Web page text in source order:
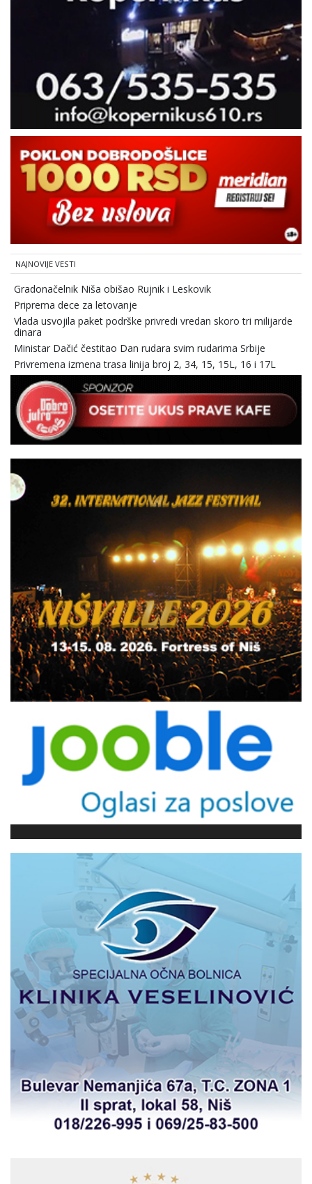
NAJNOVIJE VESTI
Gradonačelnik Niša obišao Rujnik i Leskovik
Priprema dece za letovanje
Vlada usvojila paket podrške privredi vredan skoro tri milijarde
dinara
Ministar Dačić čestitao Dan rudara svim rudarima Srbije
Privremena izmena trasa linija broj 2, 34, 15, 15L, 16 i 17L